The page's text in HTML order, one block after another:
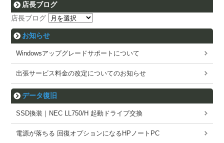
店長ブログ
店長ブログ
お知らせ
Windowsアップグレードサポートについて
出張サービス料金の改定についてのお知らせ
データ復旧
SSD換装｜NEC LL750/H 起動ドライブ交換
電源が落ちる 回復オプションになるHPノートPC